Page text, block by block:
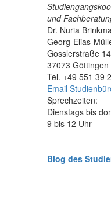
und
Dr. Nuria
Georg-Elias-
Gosslerstraße 14
37073 Göttingen
Tel. +49 551 39
Email
Sprechzeiten:
Dienstags bis
9 bis 12 Uhr
Blog des